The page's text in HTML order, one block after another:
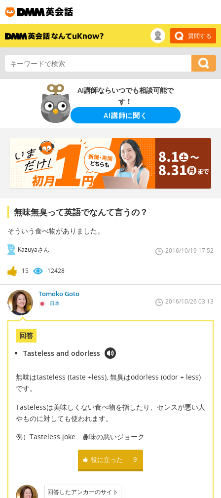
質問する
AI講師ならいつでも相談可能で
す！
AI講師に聞く
無味無臭って英語でなんて言うの？
そういう食べ物がありました。
Kazuyaさん 2016/10/19 17:52
15 12428
Tomoko Goto
日本 2016/10/26 03:13
回答
Tasteless and odorless
無味はtasteless (taste +less), 無臭はodorless (odor + less)
です。
Tastelessは美味しくない食べ物を指したり、センスが悪い人
やものに対しても使われます。
例）Tasteless joke 趣味の悪いジョーク
役に立った 9
回答したアンカーのサイト